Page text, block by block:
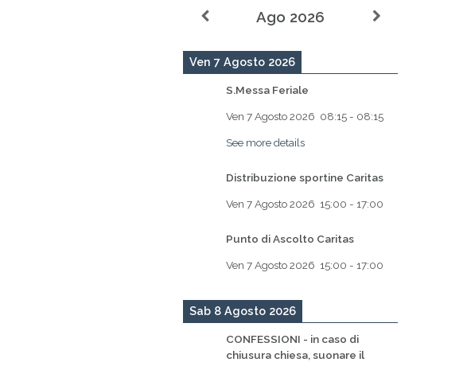
Ago 2026
Ven 7 Agosto 2026
S.Messa Feriale
Ven 7 Agosto 2026 08:15 - 08:15
See more details
Distribuzione sportine Caritas
Ven 7 Agosto 2026 15:00 - 17:00
Punto di Ascolto Caritas
Ven 7 Agosto 2026 15:00 - 17:00
Sab 8 Agosto 2026
CONFESSIONI - in caso di
chiusura chiesa, suonare il